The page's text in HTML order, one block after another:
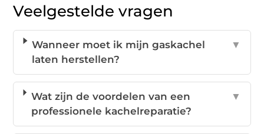
Veelgestelde vragen
Wanneer moet ik mijn gaskachel
laten herstellen?
▼
Wat zijn de voordelen van een
professionele kachelreparatie?
▼